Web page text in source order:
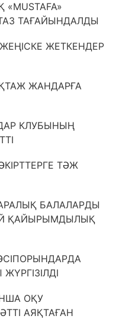
ТАҒАЙЫНДАЛДЫ
ЖЕТКЕНДЕР
ЖАНДАРҒА
КЛУБЫНЫҢ
ТӘЖ
БАЛАЛАРДЫ
ҚАЙЫРЫМДЫЛЫҚ
ОҚУ
АЯҚТАҒАН